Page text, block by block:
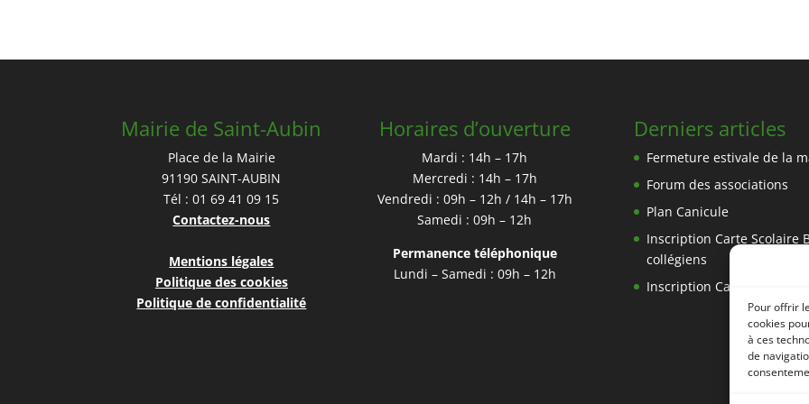
Pour offrir
cookies
à ces
de
Mairie de Saint-Aubin
Place de la Mairie
91190 SAINT-AUBIN
Tél : 01 69 41 09 15
Contactez-nous
Mentions légales
Politique des cookies
Politique de confidentialité
Horaires d’ouverture
Mardi : 14h – 17h
Mercredi : 14h – 17h
Vendredi : 09h – 12h / 14h – 17h
Samedi : 09h – 12h
Permanence téléphonique
Lundi – Samedi : 09h – 12h
Derniers articles
Fermeture estivale de la
Forum des associations
Plan Canicule
Inscription Carte Scolaire
collégiens
Inscription Carte SCOL’R